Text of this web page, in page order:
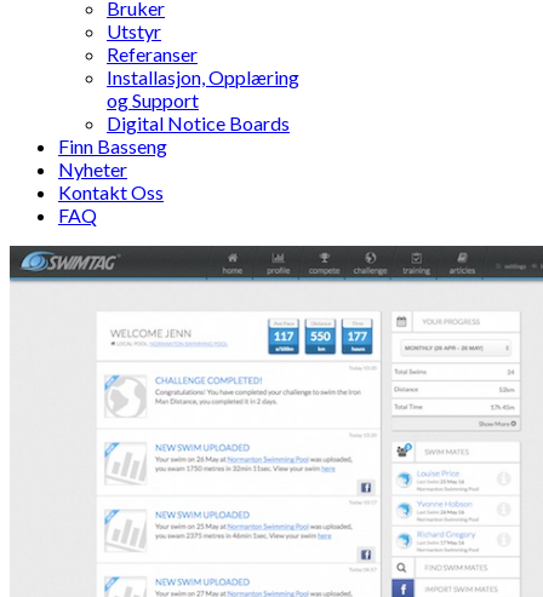
Bruker
Utstyr
Referanser
Installasjon, Opplæring
og Support
Digital Notice Boards
Finn Basseng
Nyheter
Kontakt Oss
FAQ